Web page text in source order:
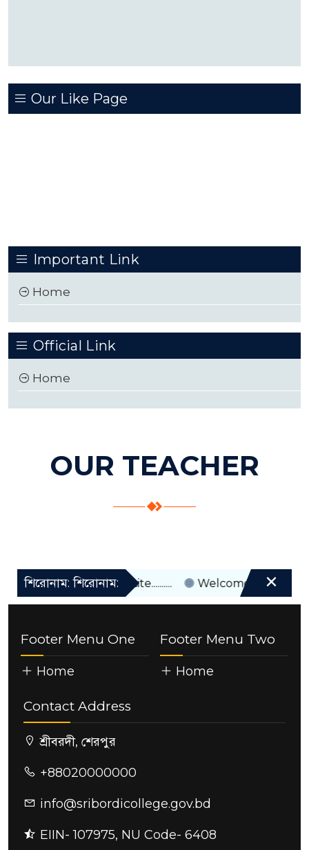
Our Like Page
Important Link
Home
Official Link
Home
OUR TEACHER
শিরোনাম: শিরোনাম:
to our website.......... Welcome to our×
Footer Menu One
Home
Footer Menu Two
Home
Contact Address
শ্রীবরদী, শেরপুর
+88020000000
info@sribordicollege.gov.bd
EIIN- 107975, NU Code- 6408